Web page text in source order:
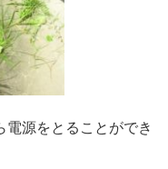
源をとることができ